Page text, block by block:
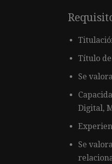
Título
Se
Digital,
Se